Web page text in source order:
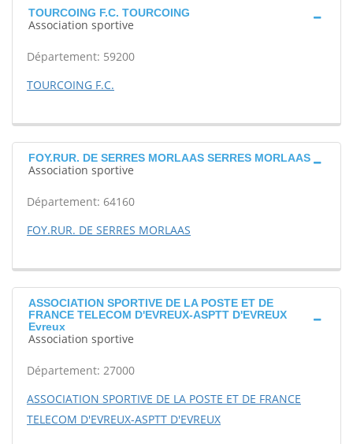
TOURCOING F.C. TOURCOING
Association sportive
Département: 59200
TOURCOING F.C.
FOY.RUR. DE SERRES MORLAAS SERRES MORLAAS
Association sportive
Département: 64160
FOY.RUR. DE SERRES MORLAAS
ASSOCIATION SPORTIVE DE LA POSTE ET DE
FRANCE TELECOM D'EVREUX-ASPTT D'EVREUX
Evreux
Association sportive
Département: 27000
ASSOCIATION SPORTIVE DE LA POSTE ET DE FRANCE
TELECOM D'EVREUX-ASPTT D'EVREUX